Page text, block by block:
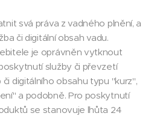
svá práva z vadného plnění, a
či digitální obsah vadu.
je oprávněn vytknout
služby či převzetí
digitálního obsahu typu "kurz",
a podobně. Pro poskytnutí
se stanovuje lhůta 24